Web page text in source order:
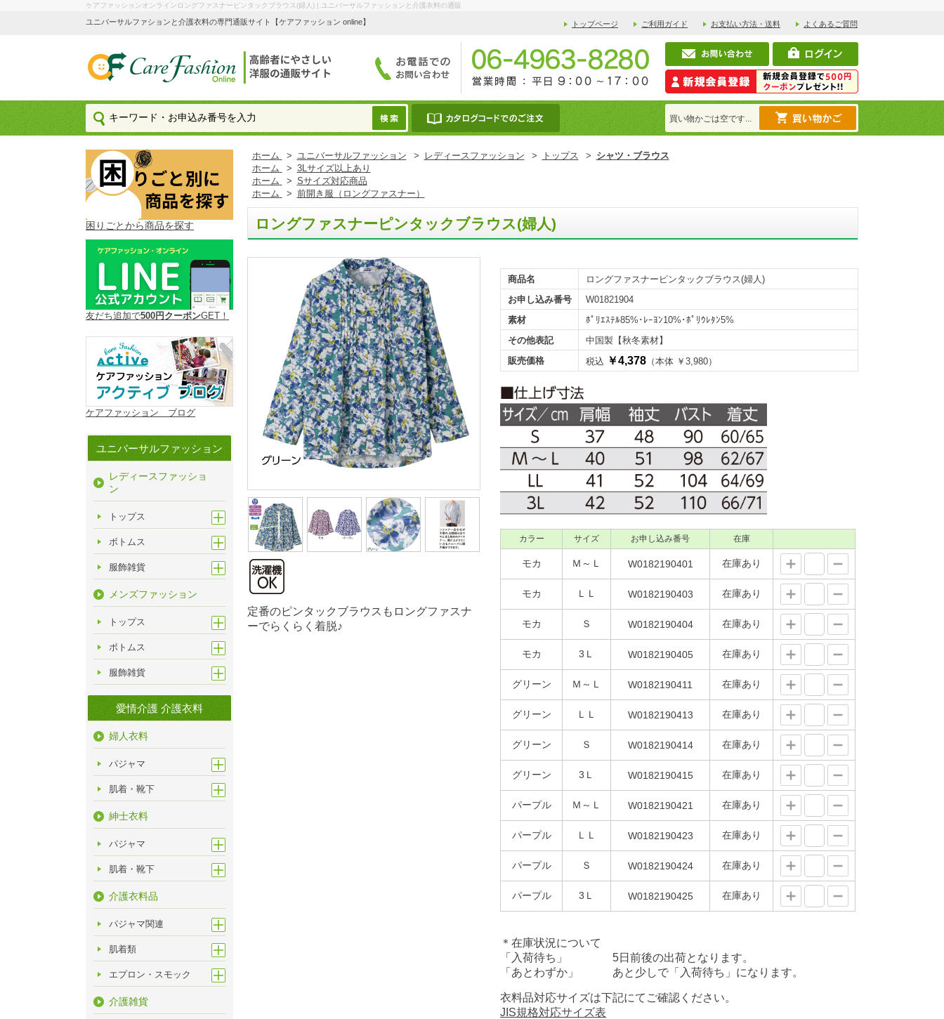
ケアファッションオンラインロングファスナーピンタックブラウス(婦人) | ユニバーサルファッションと介護衣料の通販
ユニバーサルファションと介護衣料の専門通販サイト【ケアファッション online】 トップページ ご利用ガイド お支払い方法・送料 よくあるご質問
買い物かごは空です...
困りごとから商品を探す
友だち追加で500円クーポンGET！
ケアファッション ブログ
ユニバーサルファッション
レディースファッショ
ン
トップス
ボトムス
服飾雑貨
メンズファッション
トップス
ボトムス
服飾雑貨
愛情介護 介護衣料
婦人衣料
パジャマ
肌着・靴下
紳士衣料
パジャマ
肌着・靴下
介護衣料品
パジャマ関連
肌着類
エプロン・スモック
介護雑貨
ホーム > ユニバーサルファッション > レディースファッション > トップス > シャツ・ブラウス
ホーム
> 3Lサイズ以上あり
ホーム
> Sサイズ対応商品
ホーム
> 前開き服（ロングファスナー）
ロングファスナーピンタックブラウス(婦人)
定番のピンタックブラウスもロングファスナ
ーでらくらく着脱♪
商品名
ロングファスナーピンタックブラウス(婦人)
お申し込み番号
W01821904
素材
ﾎﾟﾘｴｽﾃﾙ85%･ﾚｰﾖﾝ10%･ﾎﾟﾘｳﾚﾀﾝ5%
その他表記
中国製【秋冬素材】
販売価格
税込 ￥4,378 （本体 ￥3,980）
カラー サイズ お申し込み番号 在庫
モカ Ｍ～Ｌ W0182190401 在庫あり
モカ ＬＬ W0182190403 在庫あり
モカ Ｓ W0182190404 在庫あり
モカ 3Ｌ W0182190405 在庫あり
グリーン Ｍ～Ｌ W0182190411 在庫あり
グリーン ＬＬ W0182190413 在庫あり
グリーン Ｓ W0182190414 在庫あり
グリーン 3Ｌ W0182190415 在庫あり
パープル Ｍ～Ｌ W0182190421 在庫あり
パープル ＬＬ W0182190423 在庫あり
パープル Ｓ W0182190424 在庫あり
パープル 3Ｌ W0182190425 在庫あり
＊在庫状況について
「入荷待ち」 5日前後の出荷となります。
「あとわずか」 あと少しで「入荷待ち」になります。
衣料品対応サイズは下記にてご確認ください。
JIS規格対応サイズ表